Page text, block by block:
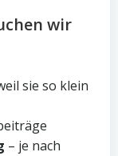
wir
sie so klein
– je nach